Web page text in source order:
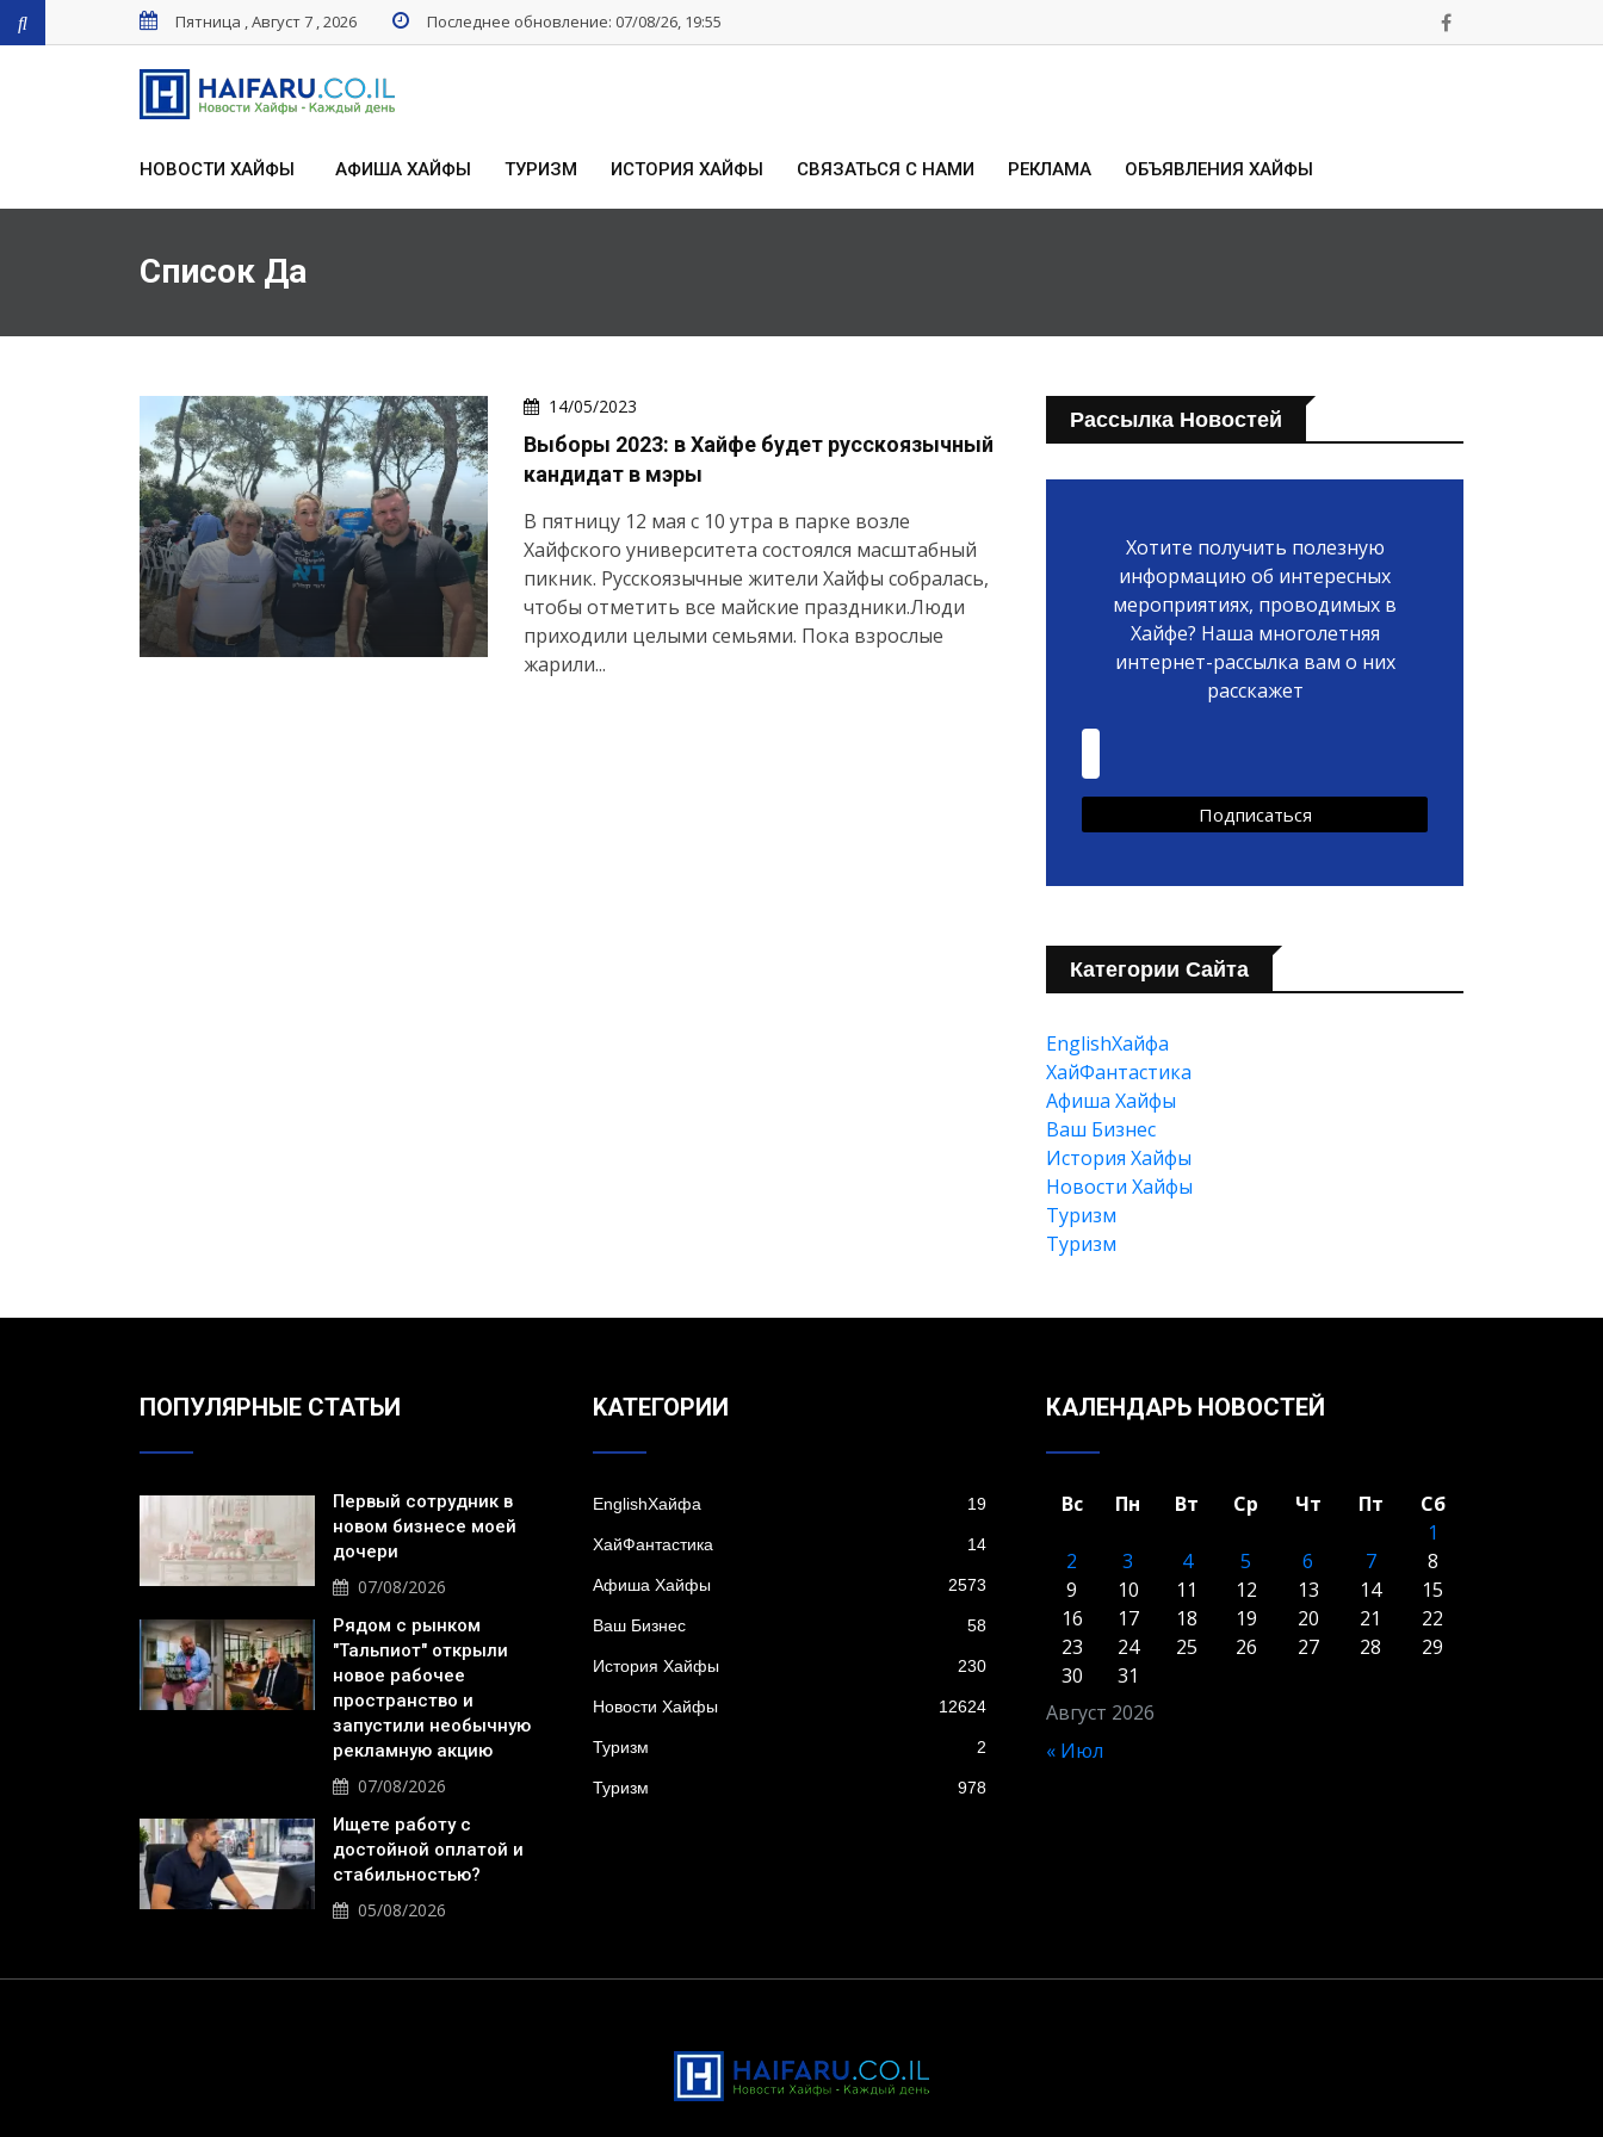
Пятница , Август 7 , 2026 Последнее обновление: 07/08/26, 19:55
НОВОСТИ ХАЙФЫ АФИША ХАЙФЫ ТУРИЗМ ИСТОРИЯ ХАЙФЫ СВЯЗАТЬСЯ С НАМИ РЕКЛАМА ОБЪЯВЛЕНИЯ ХАЙФЫ
Список Да
14/05/2023
Выборы 2023: в Хайфе будет русскоязычный
кандидат в мэры
В пятницу 12 мая с 10 утра в парке возле
Хайфского университета состоялся масштабный
пикник. Русскоязычные жители Хайфы собралась,
чтобы отметить все майские праздники.Люди
приходили целыми семьями. Пока взрослые
жарили...
Рассылка Новостей
Хотите получить полезную
информацию об интересных
мероприятиях, проводимых в
Хайфе? Наша многолетняя
интернет-рассылка вам о них
расскажет
Категории Сайта
EnglishХайфа
XайФантастика
Афиша Хайфы
Ваш Бизнес
История Хайфы
Новости Хайфы
Туризм
Туризм
ПОПУЛЯРНЫЕ СТАТЬИ
Первый сотрудник в
новом бизнесе моей
дочери
07/08/2026
Рядом с рынком
"Тальпиот" открыли
новое рабочее
пространство и
запустили необычную
рекламную акцию
07/08/2026
Ищете работу с
достойной оплатой и
стабильностью?
05/08/2026
KАТЕГОРИИ
EnglishХайфа 19
XайФантастика 14
Афиша Хайфы 2573
Ваш Бизнес 58
История Хайфы 230
Новости Хайфы 12624
Туризм 2
Туризм 978
КАЛЕНДАРЬ НОВОСТЕЙ
Август 2026
Вс Пн Вт Ср Чт Пт
Сб
1
2
3 4 5 6 7
8
9
10 11 12 13 14
15
16
17 18 19 20 21
22
23
24 25 26 27 28
29
30
31
« Июл